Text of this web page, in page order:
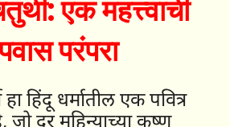
एक महत्त्वाची
परंपरा
हा हिंदू धर्मातील एक पवित्र
दर महिन्याच्या कृष्ण